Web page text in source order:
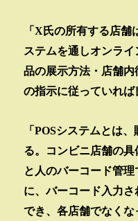
「X 氏の所有する店舗
ステムを通しオンライ
品の展示方法・店舗
の指示に従っていれば
「POSシステムとは、
る。コンビニ店舗の
と人のバーコード管
に、バーコード入力さ
でき、各店舗でなく